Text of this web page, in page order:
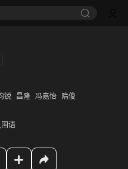
锐 昌隆 冯嘉怡
隋俊
语